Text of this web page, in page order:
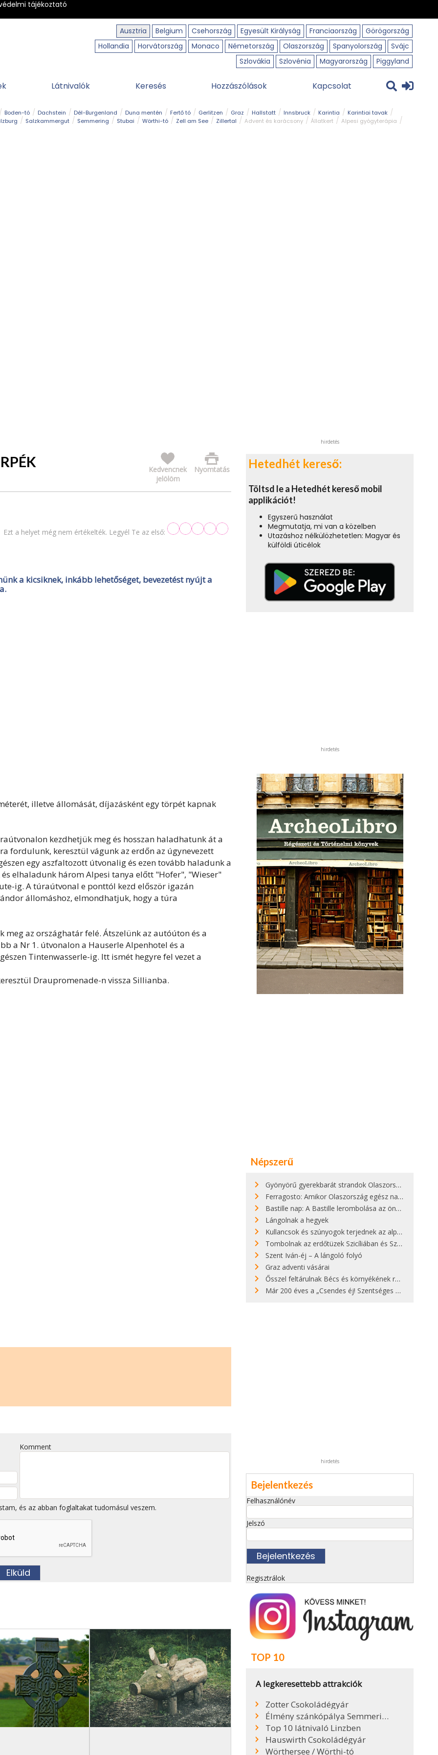
tájékoztató
Ausztria
Belgium Csehország Egyesült Királyság Franciaország
Görögország
Hollandia
Horvátország Monaco Németország Olaszország Spanyolország
Svájc
Szlovákia
Szlovénia Magyarország Piggyland
Látnivalók Keresés Hozzászólások Kapcsolat
Boden-tó Dachstein Dél-Burgenland Duna mentén Fertő tó Gerlitzen Graz Hallstatt Innsbruck Karintia
Karintiai tavak
Salzkammergut Semmering Stubai Wörthi-tó Zell am See Zillertal Advent és karácsony Állatkert
Alpesi gyógyterápia
Nyomtatás
Kedvencnek
jelölöm
Ezt a helyet még nem értékelték. Legyél Te az első:
a kicsiknek, inkább lehetőséget, bevezetést nyújt a
illetve állomását, díjazásként egy törpét kapnak
kezdhetjük meg és hosszan haladhatunk át a
fordulunk, keresztül vágunk az erdőn az úgynevezett
egy aszfaltozott útvonalig és ezen tovább haladunk a
elhaladunk három Alpesi tanya előtt "Hofer", "Wieser"
ig. A túraútvonal e ponttól kezd először igazán
állomáshoz, elmondhatjuk, hogy a túra
az országhatár felé. Átszelünk az autóúton és a
a Nr 1. útvonalon a Hauserle Alpenhotel és a
Tintenwasserle-ig. Itt ismét hegyre fel vezet a
Draupromenade-n vissza Sillianba.
Komment
és az abban foglaltakat tudomásul veszem.
hirdetés
Hetedhét kereső:
Töltsd le a Hetedhét kereső mobil
applikációt!
Egyszerű használat
Megmutatja, mi van a közelben
Utazáshoz nélkülözhetetlen: Magyar és
külföldi úticélok
hirdetés
Népszerű
Gyönyörű gyerekbarát strandok Olaszországban - megmutatjuk a 15 legjobbat
Ferragosto: Amikor Olaszország egész nap nyaral
Bastille nap: A Bastille lerombolása az önkényuralom végét jelentette
Lángolnak a hegyek
Kullancsok és szúnyogok terjednek az alpesi legelőkön
Tombolnak az erdőtüzek Szicíliában és Szardínián
Szent Iván-éj – A lángoló folyó
Graz adventi vásárai
Ősszel feltárulnak Bécs és környékének rendkívüli építészeti kincsei
Már 200 éves a „Csendes éj! Szentséges éj!”
hirdetés
Bejelentkezés
Felhasználónév
Jelszó
Regisztrálok
TOP 10
A legkeresettebb attrakciók
Zotter Csokoládégyár
Élmény szánkópálya Semmeringen
Top 10 látnivaló Linzben
Hauswirth Csokoládégyár
Wörthersee / Wörthi-tó